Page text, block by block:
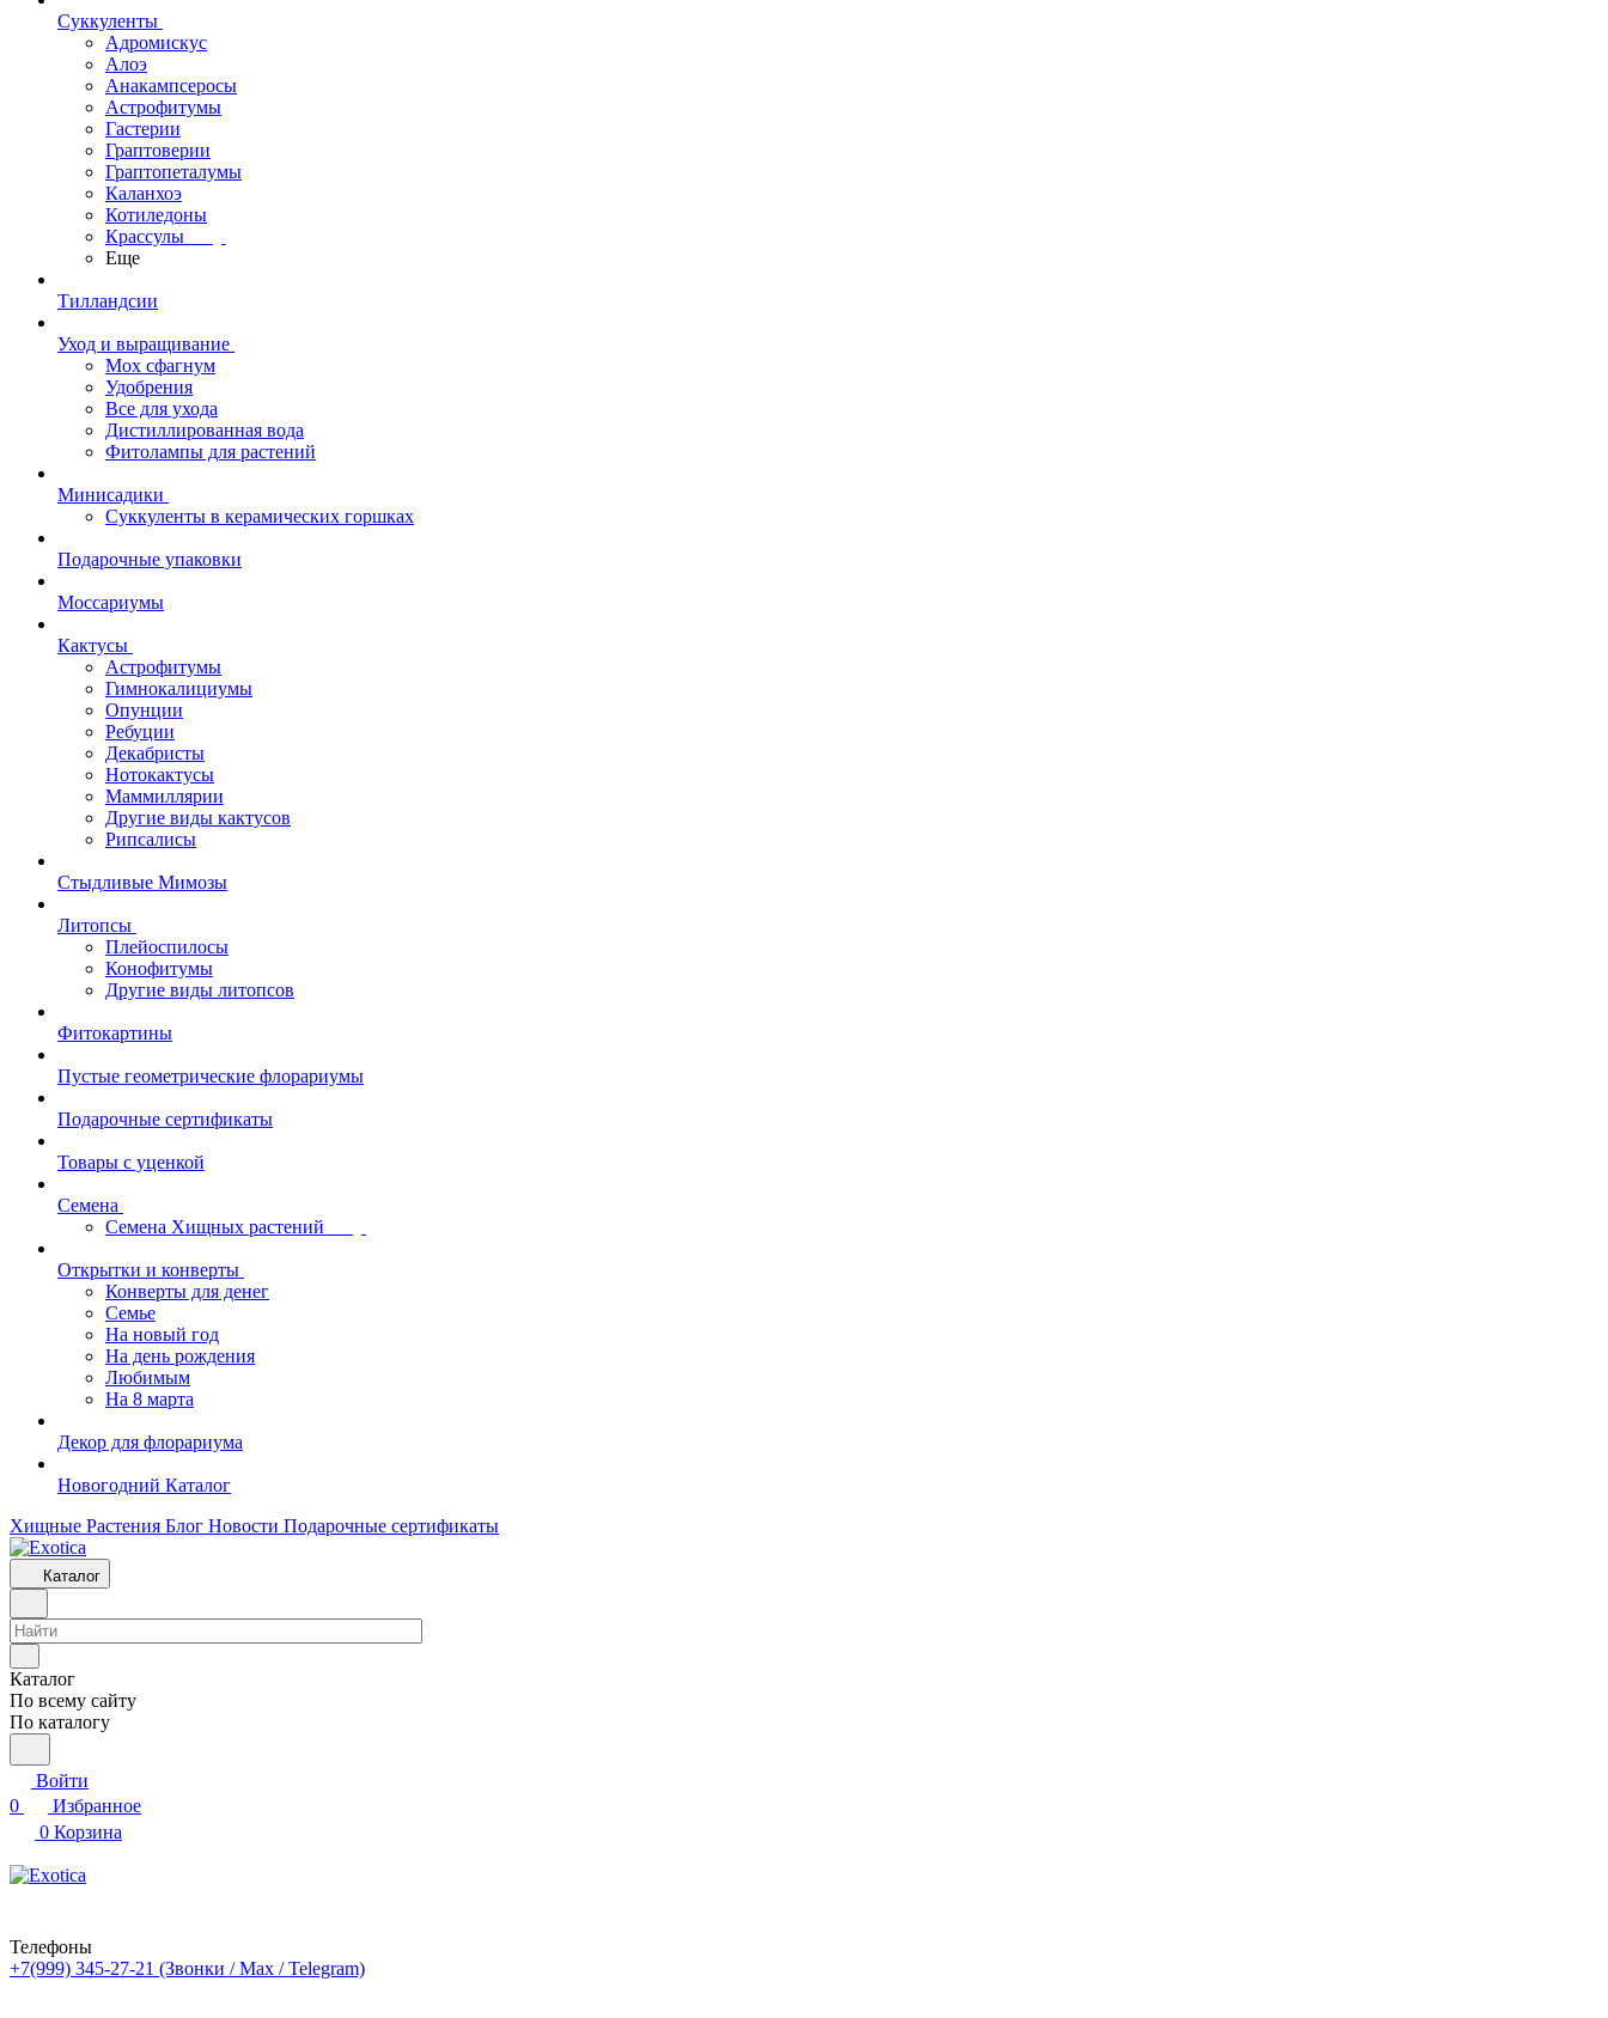
Суккуленты
Адромискус
Алоэ
Анакампсеросы
Астрофитумы
Гастерии
Граптоверии
Граптопеталумы
Каланхоэ
Котиледоны
Крассулы
Еще
Тилландсии
Уход и выращивание
Мох сфагнум
Удобрения
Все для ухода
Дистиллированная вода
Фитолампы для растений
Минисадики
Суккуленты в керамических горшках
Подарочные упаковки
Моссариумы
Кактусы
Астрофитумы
Гимнокалициумы
Опунции
Ребуции
Декабристы
Нотокактусы
Маммиллярии
Другие виды кактусов
Рипсалисы
Стыдливые Мимозы
Литопсы
Плейоспилосы
Конофитумы
Другие виды литопсов
Фитокартины
Пустые геометрические флорариумы
Подарочные сертификаты
Товары с уценкой
Семена
Семена Хищных растений
Открытки и конверты
Конверты для денег
Семье
На новый год
На день рождения
Любимым
На 8 марта
Декор для флорариума
Новогодний Каталог
Хищные Растения Блог Новости Подарочные сертификаты
Каталог
Каталог
По всему сайту
По каталогу
Войти
0
Избранное
0 Корзина
Телефоны
+7(999) 345-27-21 (Звонки / Max / Telegram)